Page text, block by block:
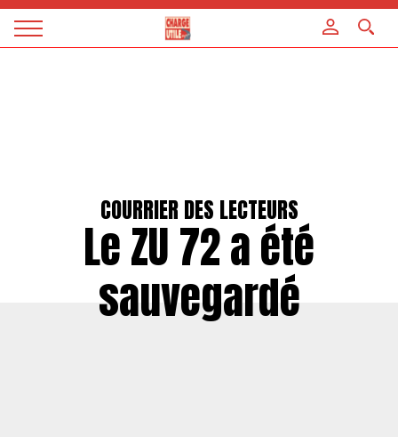
Magazine
COURRIER DES LECTEURS
Le ZU 72 a été
sauvegardé
Panneau de gestion des cookies